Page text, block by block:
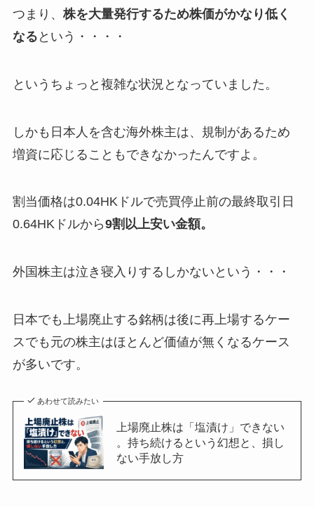
つまり、 株を大量発行するため株価がかなり低く
なる という・・・・
というちょっと複雑な状況となっていました。
しかも日本人を含む海外株主は、規制があるため
増資に応じることもできなかったんですよ。
割当価格は0.04HKドルで売買停止前の最終取引日
0.64HKドルから9割以上安い金額。
外国株主は泣き寝入りするしかないという・・・
日本でも上場廃止する銘柄は後に再上場するケー
スでも元の株主はほとんど価値が無くなるケース
が多いです。
あわせて読みたい
上場廃止株は「塩漬け」できない
。持ち続けるという幻想と、損し
ない手放し方